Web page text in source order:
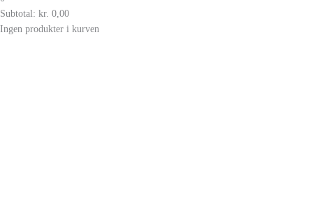
Subtotal: kr. 0,00
Ingen produkter i kurven